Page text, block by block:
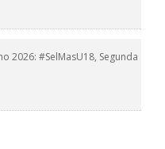
2026: #SelMasU18, Segunda